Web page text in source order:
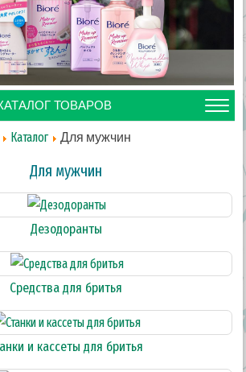
ТОВАРОВ
Каталог Для мужчин
Для мужчин
Дезодоранты
Средства для бритья
и кассеты для бритья